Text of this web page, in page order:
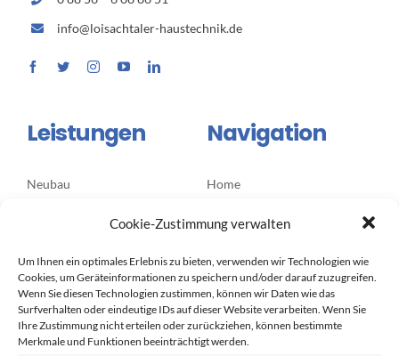
Cookie-Zustimmung verwalten
Um Ihnen ein optimales Erlebnis zu bieten, verwenden wir Technologien wie
Cookies, um Geräteinformationen zu speichern und/oder darauf zuzugreifen.
Wenn Sie diesen Technologien zustimmen, können wir Daten wie das
Surfverhalten oder eindeutige IDs auf dieser Website verarbeiten. Wenn Sie
Ihre Zustimmung nicht erteilen oder zurückziehen, können bestimmte
Merkmale und Funktionen beeinträchtigt werden.
info@loisachtaler-haustechnik.de
Leistungen
Neubau
Service & Wartung
Unternehmensanlagen /
Öffentliche Hand
Navigation
Home
Technik
Kontakt